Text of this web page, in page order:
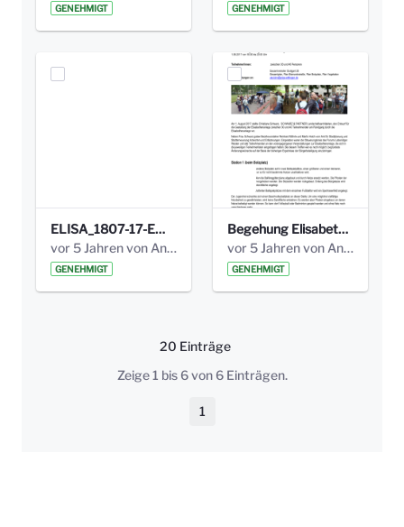
GENEHMIGT GENEHMIGT
ELISA_1807-17-EW_BEZIRK-kl_compressed.pdf
vor 5 Jahren von Anni Schlumberger
GENEHMIGT
Begehung Elisabethenanlage 1.8.17_Protokoll .pdf
vor 5 Jahren von Anni Schlumberger
GENEHMIGT
20 Einträge
Pro Seite
Zeige 1 bis 6 von 6 Einträgen.
Seite
1